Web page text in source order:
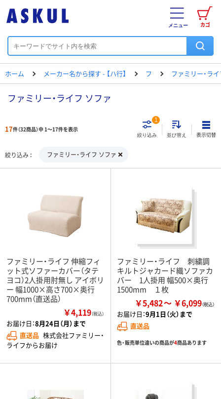
カゴ
メニュー
ホーム メーカー名から探す - 【ハ行】 フ ファミリー・ラ
ファミリー・ライフ ソファ
17件（32商品）中 1～17件を表示
絞り込み
1
並び替え 表示切替
絞り込み ファミリー・ライフ ソファ
ファミリー・ライフ 伸縮フィ
ット式ソファーカバー（タテ
ヨコ）2人掛用肘無し アイボリ
ー 幅1000×高さ700×奥行
700mm（直送品）
￥4,119（税込）
お届け日：8月24日（月）まで
直送品 株式会社ファミリー・
ライフからお届け
ファミリー・ライフ 刺繍調
キルトジャカード織ソファカ
バー 1人掛用 幅500×奥行
1500mm １枚
￥5,482 ￥6,099
お届け日：9月1日（火）まで
直送品
色・販売単位違いの商品が4商品あります